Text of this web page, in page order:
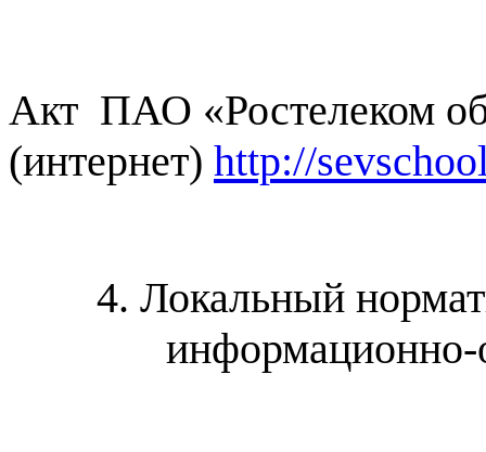
Акт ПАО «Ростелеком об
(интернет) http://
4. Локальный
информационно-